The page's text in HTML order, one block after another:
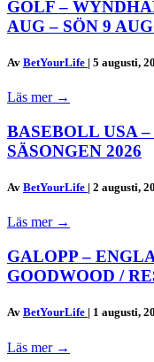
GOLF –
AUG – SÖN 9
Av BetYourLife | 5 augusti,
Läs mer →
BASEBOLL USA
SÄSONGEN 2026
Av BetYourLife | 2 augusti,
Läs mer →
GALOPP –
GOODWOOD /
Av BetYourLife | 1 augusti,
Läs mer →